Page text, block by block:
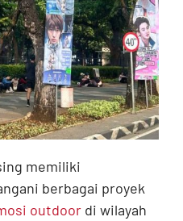
memiliki
berbagai proyek
outdoordi wilayah